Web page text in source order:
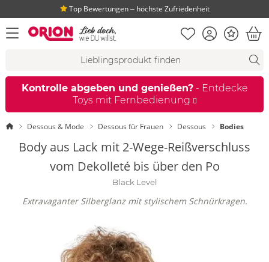
Top Bewertungen ‒ höchste Zufriedenheit
Menü öffnen Merkliste
KontoBonus
Kontrolle abgeben und genießen?- Entdecke
Toys mit Fernbedienung
StartseiteDessous & Mode Dessous für Frauen Dessous Bodies
Body aus Lack mit 2-Wege-Reißverschluss
vom Dekolleté bis über den Po
Black Level
Extravaganter Silberglanz mit stylischem Schnürkragen.